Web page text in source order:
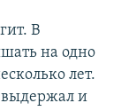
В
на одно
лет.
выдержал и